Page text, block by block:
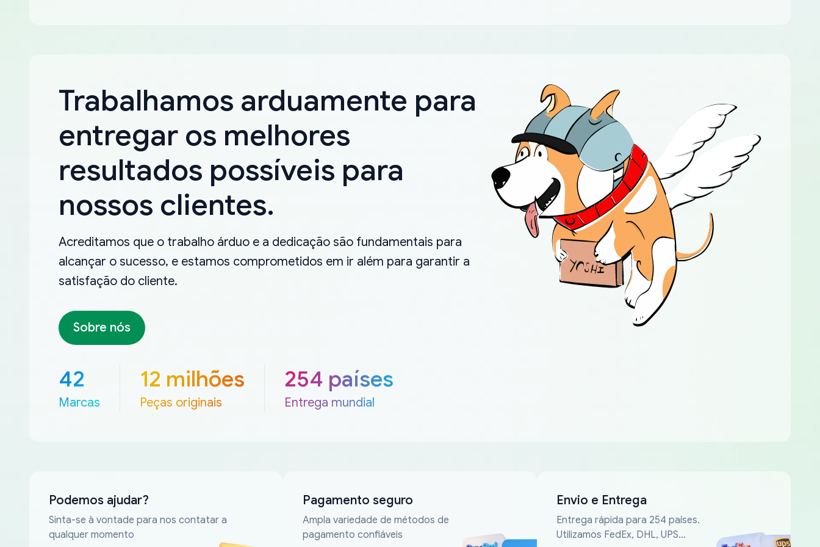
Trabalhamos arduamente para
entregar os melhores
resultados possíveis para
nossos clientes.
Acreditamos que o trabalho árduo e a dedicação são fundamentais para
alcançar o sucesso, e estamos comprometidos em ir além para garantir a
satisfação do cliente.
Sobre nós
42
Marcas
12 milhões
Peças originais
254 países
Entrega mundial
Podemos ajudar?
Sinta-se à vontade para nos contatar a
qualquer momento
Pagamento seguro
Ampla variedade de métodos de
pagamento confiáveis
Envio e Entrega
Entrega rápida para 254 países.
Utilizamos FedEx, DHL, UPS...